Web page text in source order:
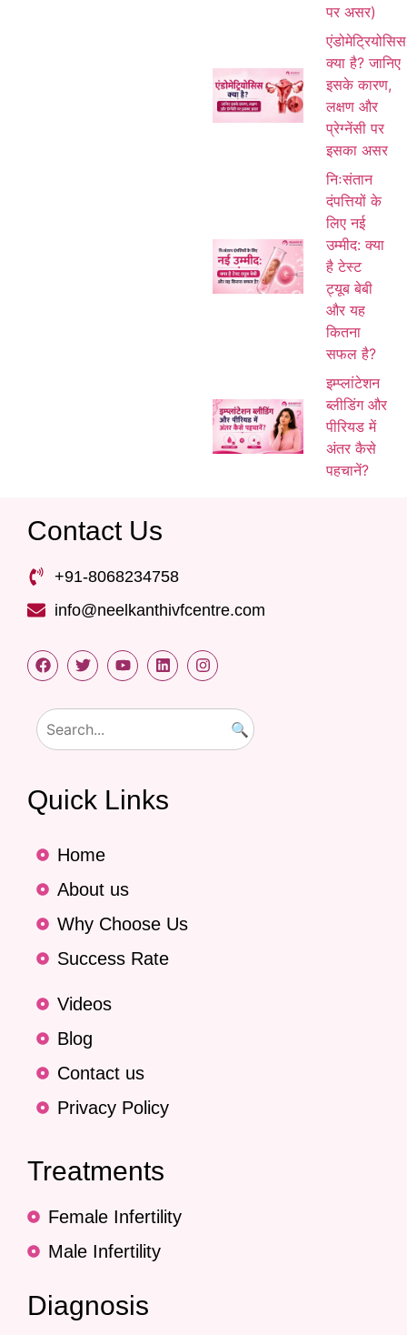
पर असर)
एंडोमेट्रियोसिस
क्या है? जानिए
इसके कारण,
लक्षण और
प्रेग्नेंसी पर
इसका असर
निःसंतान
दंपत्तियों के
लिए नई
उम्मीद: क्या
है टेस्ट
ट्यूब बेबी
और यह
कितना
सफल है?
इम्प्लांटेशन
ब्लीडिंग और
पीरियड में
अंतर कैसे
पहचानें?
Contact Us
+91-8068234758
info@neelkanthivfcentre.com
🔍
Quick Links
Home
About us
Why Choose Us
Success Rate
Videos
Blog
Contact us
Privacy Policy
Treatments
Female Infertility
Male Infertility
Diagnosis